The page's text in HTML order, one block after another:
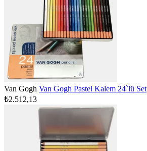
Van Gogh Van Gogh Pastel Kalem 24`lü Set
₺2.512,13